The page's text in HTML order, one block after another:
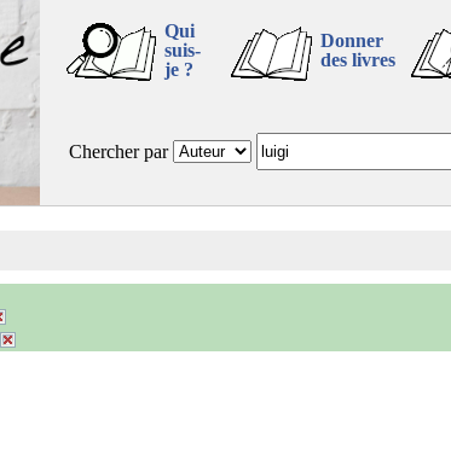
Qui
suis-
je ?
Donner
des livres
Chercher par